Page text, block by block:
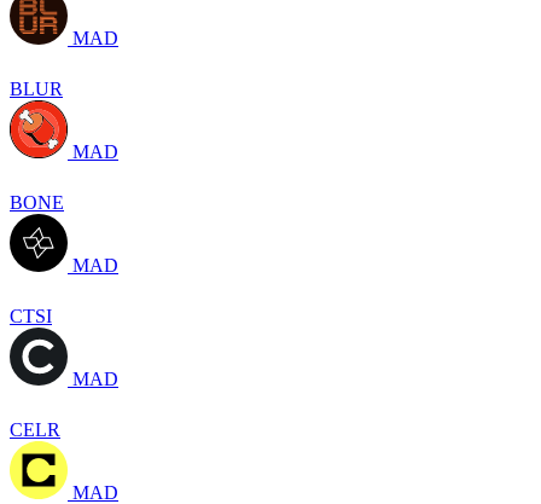
MAD
BLUR
MAD
BONE
MAD
CTSI
MAD
CELR
MAD